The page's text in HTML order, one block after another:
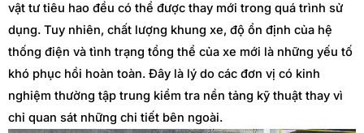
vật tư tiêu hao đều có thể được thay mới trong quá trình sử
dụng. Tuy nhiên, chất lượng khung xe, độ ổn định của hệ
thống điện và tình trạng tổng thể của xe mới là những yếu tố
khó phục hồi hoàn toàn. Đây là lý do các đơn vị có kinh
nghiệm thường tập trung kiểm tra nền tảng kỹ thuật thay vì
chỉ quan sát những chi tiết bên ngoài.